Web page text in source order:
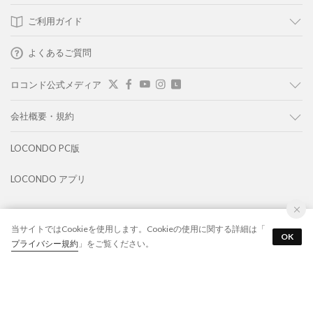
ご利用ガイド
よくあるご質問
ロコンド公式メディア
会社概要・規約
LOCONDO PC版
LOCONDO アプリ
Copyright © JADE GROUP,Inc. All Rights Reserved
当サイトではCookieを使用します。Cookieの使用に関する詳細は「
プライバシー規約 」をご覧ください。
OK